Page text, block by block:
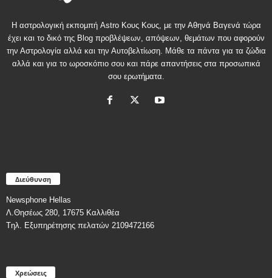
Η αστρολογική εκπομπή Astro Κους Κους, με την Αθηνά Βαγενά τώρα
έχει και το δικό της Blog προβλέψεων, απόψεων, θεμάτων που αφορούν
την Αστρολογία αλλά και την Αυτοβελτίωση. Μάθε τα πάντα για τα ζώδια
αλλά και για το ωροσκόπιο σου και πάρε απαντήσεις στα προσωπικά
σου ερωτήματα.
Διεύθυνση
Newsphone Hellas
Λ.Θησέως 280, 17675 Καλλιθέα
Tηλ. Εξυπηρέτησης πελατών 2109472166
Χρεώσεις